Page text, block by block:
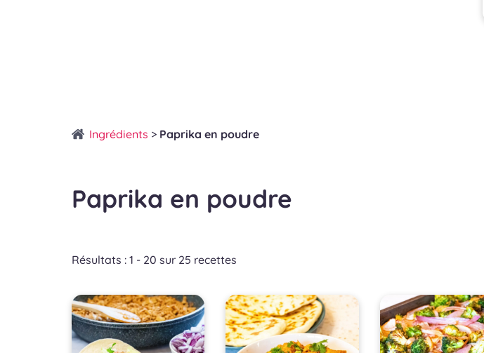
Ingrédients > Paprika en poudre
Paprika en poudre
Résultats : 1 - 20 sur 25 recettes